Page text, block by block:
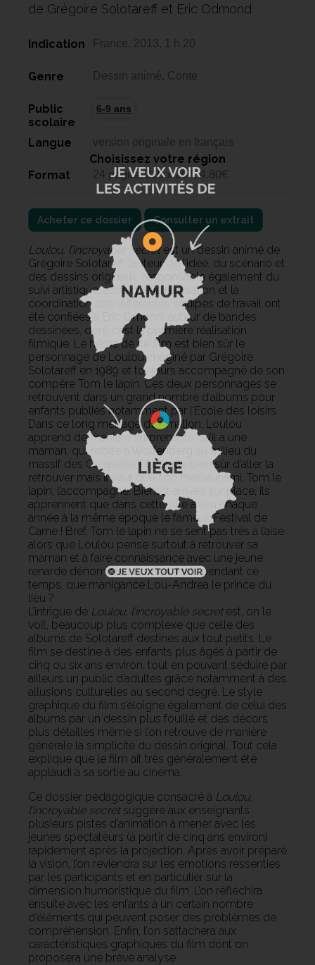
de Grégoire Solotareff et Eric Odmond
Indication France, 2013, 1 h 20
Genre Dessin animé, Conte
Public
scolaire
6-9 ans
Langue version originale en français
Format 24 pages, 210 x 297, 4.80€
Acheter ce dossier Consulter un extrait
Loulou, l’incroyable secretest un dessin animé de
Grégoire Solotareff, l’auteur de l’idée, du scénario et
des dessins originaux, responsable également du
suivi artistique, alors que la réalisation et la
coordination des différentes équipes de travail ont
été confiées à Éric Omond, auteur de bandes
dessinées, dont c’est la première réalisation
filmique. Le héros de ce film est bien sûr le
personnage de Loulou imaginé par Grégoire
Solotareff en 1989 et toujours accompagné de son
compère Tom le lapin. Ces deux personnages se
retrouvent dans un grand nombre d’albums pour
enfants publiés notamment par l’École des loisirs.
Dans ce long métrage d’animation, Loulou
apprend de manière surprenante qu’il a une
maman, qui habite à Wolfenberg au milieu du
massif des Carapates ! Il décide bien sûr d’aller la
retrouver mais il veut que son meilleur ami, Tom le
lapin, l’accompagne. Bientôt arrivés sur place, ils
apprennent que dans cette ville a lieu chaque
année à la même époque le fameux Festival de
Carne ! Bref, Tom le lapin ne se sent pas très à l’aise
alors que Loulou pense surtout à retrouver sa
maman et à faire connaissance avec une jeune
renarde dénommée Scarlett. Mais pendant ce
temps, que manigance Lou-Andrea le prince du
lieu ?
L’intrigue de Loulou, l’incroyable secret est, on le
voit, beaucoup plus complexe que celle des
albums de Solotareff destinés aux tout petits. Le
film se destine à des enfants plus âgés à partir de
cinq ou six ans environ, tout en pouvant séduire par
ailleurs un public d’adultes grâce notamment à des
allusions culturelles au second degré. Le style
graphique du film s’éloigne également de celui des
albums par un dessin plus fouillé et des décors
plus détaillés même si l’on retrouve de manière
générale la simplicité du dessin original. Tout cela
explique que le film ait très généralement été
applaudi à sa sortie au cinéma.
Ce dossier pédagogique consacré à Loulou,
l’incroyable secret suggère aux enseignants
plusieurs pistes d’animation à mener avec les
jeunes spectateurs (à partir de cinq ans environ)
rapidement après la projection. Après avoir préparé
la vision, l’on reviendra sur les émotions ressenties
par les participants et en particulier sur la
dimension humoristique du film. L’on réfléchira
ensuite avec les enfants à un certain nombre
d’éléments qui peuvent poser des problèmes de
compréhension. Enfin, l’on s’attachera aux
caractéristiques graphiques du film dont on
proposera une brève analyse.
Choisissez votre région